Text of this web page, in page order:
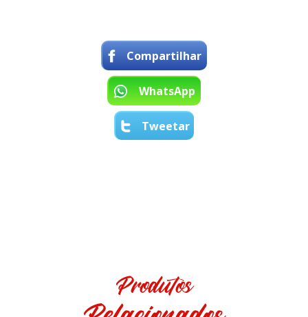
Compartilhar
WhatsApp
Tweetar
Produtos